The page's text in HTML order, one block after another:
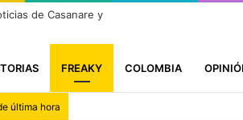
FREAKY COLOMBIA
última hora